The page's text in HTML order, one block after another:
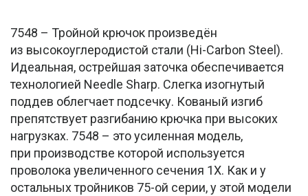
7548 – Тройной крючок произведён
из высокоуглеродистой стали (Hi-Carbon Steel).
Идеальная, острейшая заточка обеспечивается
технологией Needle Sharp. Слегка изогнутый
поддев облегчает подсечку. Кованый изгиб
препятствует разгибанию крючка при высоких
нагрузках. 7548 – это усиленная модель,
при производстве которой используется
проволока увеличенного сечения 1Х. Как и у
остальных тройников 75-ой серии, у этой модели